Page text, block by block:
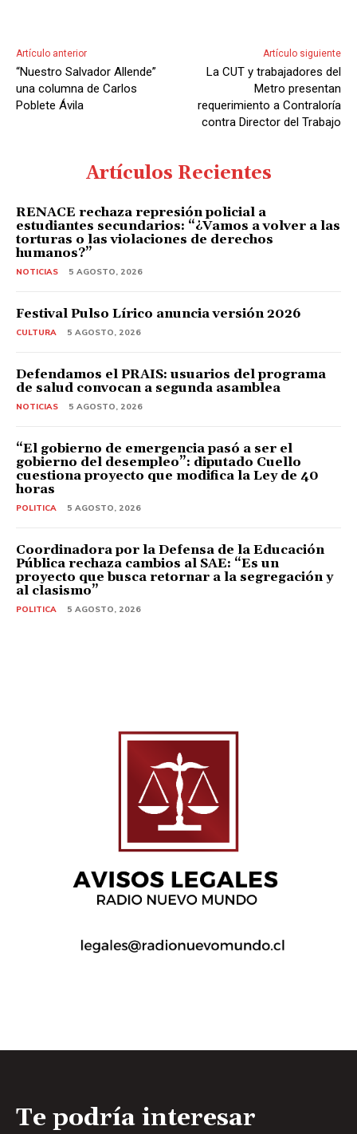
i
o
Artículo anterior
“Nuestro Salvador Allende”
una columna de Carlos
Poblete Ávila
Artículo siguiente
La CUT y trabajadores del
Metro presentan
requerimiento a Contraloría
contra Director del Trabajo
Artículos Recientes
RENACE rechaza represión policial a
estudiantes secundarios: “¿Vamos a volver a las
torturas o las violaciones de derechos
humanos?”
NOTICIAS 5 AGOSTO, 2026
Festival Pulso Lírico anuncia versión 2026
CULTURA 5 AGOSTO, 2026
Defendamos el PRAIS: usuarios del programa
de salud convocan a segunda asamblea
NOTICIAS 5 AGOSTO, 2026
“El gobierno de emergencia pasó a ser el
gobierno del desempleo”: diputado Cuello
cuestiona proyecto que modifica la Ley de 40
horas
POLITICA 5 AGOSTO, 2026
Coordinadora por la Defensa de la Educación
Pública rechaza cambios al SAE: “Es un
proyecto que busca retornar a la segregación y
al clasismo”
POLITICA 5 AGOSTO, 2026
Te podría interesar